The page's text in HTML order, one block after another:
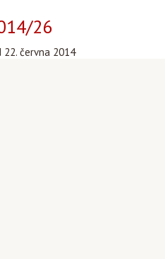
26
června 2014